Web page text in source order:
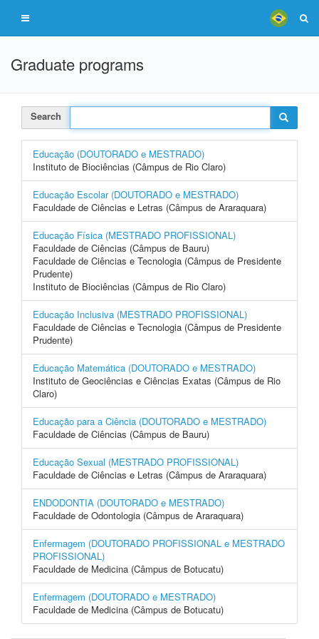
Graduate programs
Search
Educação (DOUTORADO e MESTRADO)
Instituto de Biociências (Câmpus de Rio Claro)
Educação Escolar (DOUTORADO e MESTRADO)
Faculdade de Ciências e Letras (Câmpus de Araraquara)
Educação Física (MESTRADO PROFISSIONAL)
Faculdade de Ciências (Câmpus de Bauru)
Faculdade de Ciências e Tecnologia (Câmpus de Presidente
Prudente)
Instituto de Biociências (Câmpus de Rio Claro)
Educação Inclusiva (MESTRADO PROFISSIONAL)
Faculdade de Ciências e Tecnologia (Câmpus de Presidente
Prudente)
Educação Matemática (DOUTORADO e MESTRADO)
Instituto de Geociências e Ciências Exatas (Câmpus de Rio
Claro)
Educação para a Ciência (DOUTORADO e MESTRADO)
Faculdade de Ciências (Câmpus de Bauru)
Educação Sexual (MESTRADO PROFISSIONAL)
Faculdade de Ciências e Letras (Câmpus de Araraquara)
ENDODONTIA (DOUTORADO e MESTRADO)
Faculdade de Odontologia (Câmpus de Araraquara)
Enfermagem (DOUTORADO PROFISSIONAL e MESTRADO
PROFISSIONAL)
Faculdade de Medicina (Câmpus de Botucatu)
Enfermagem (DOUTORADO e MESTRADO)
Faculdade de Medicina (Câmpus de Botucatu)